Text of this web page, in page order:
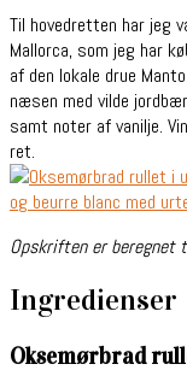
Til hovedretten har jeg
Mallorca, som jeg har
af den lokale drue
næsen med vilde
samt noter af vanilje.
ret.
Opskriften er beregnet
Ingredienser
Oksemørbrad